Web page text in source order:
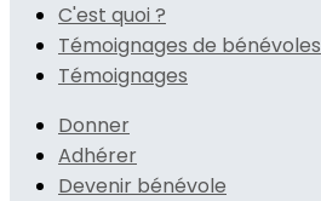
C'est quoi ?
Témoignages de bénévoles
Témoignages
Donner
Adhérer
Devenir bénévole